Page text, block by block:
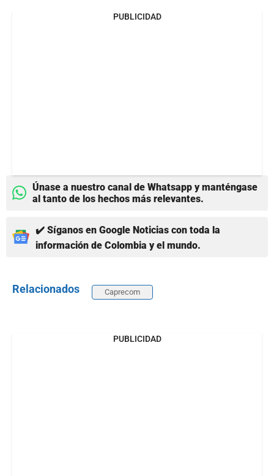
PUBLICIDAD
Únase a nuestro canal de Whatsapp y manténgase
al tanto de los hechos más relevantes.
✔️ Síganos en Google Noticias con toda la
información de Colombia y el mundo.
Relacionados Caprecom
PUBLICIDAD